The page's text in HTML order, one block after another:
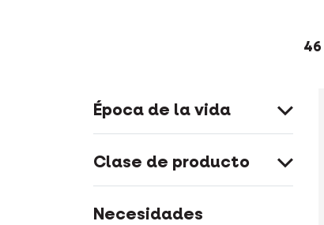
46
Época de la vida
Clase de producto
Necesidades